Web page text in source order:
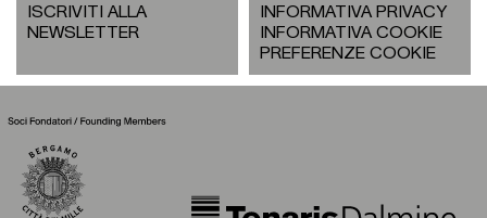
ISCRIVITI ALLA
NEWSLETTER
INFORMATIVA PRIVACY
INFORMATIVA COOKIE
PREFERENZE COOKIE